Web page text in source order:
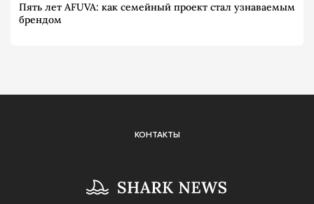
Пять лет AFUVA: как семейный проект стал узнаваемым
брендом
КОНТАКТЫ